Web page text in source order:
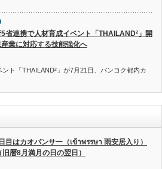
省連携で人材育成イベント「THAILAND²」開
業に対応する技能強化へ
ント「THAILAND²」が7月21日、バンコク都内カ
目はカオパンサー（เข้าพรรษา 雨安居入り）
暦8月満月の日の翌日）